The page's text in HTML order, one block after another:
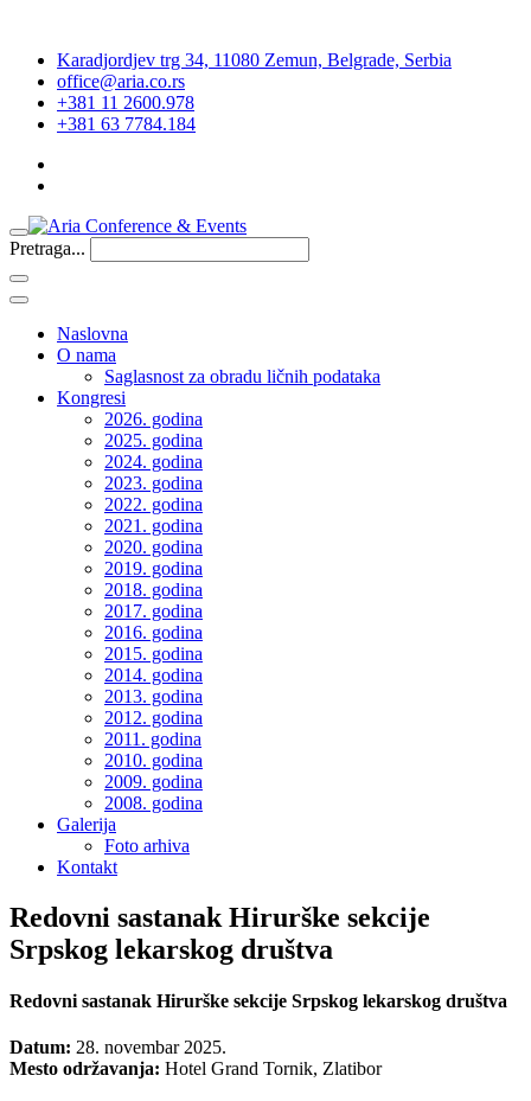
Karadjordjev trg 34, 11080 Zemun, Belgrade, Serbia
office@aria.co.rs
+381 11 2600.978
+381 63 7784.184
Pretraga...
Naslovna
O nama
Saglasnost za obradu ličnih podataka
Kongresi
2026. godina
2025. godina
2024. godina
2023. godina
2022. godina
2021. godina
2020. godina
2019. godina
2018. godina
2017. godina
2016. godina
2015. godina
2014. godina
2013. godina
2012. godina
2011. godina
2010. godina
2009. godina
2008. godina
Galerija
Foto arhiva
Kontakt
Redovni sastanak Hirurške sekcije
Srpskog lekarskog društva
Redovni sastanak Hirurške sekcije Srpskog lekarskog društva
Datum: 28. novembar 2025.
Mesto održavanja: Hotel Grand Tornik, Zlatibor